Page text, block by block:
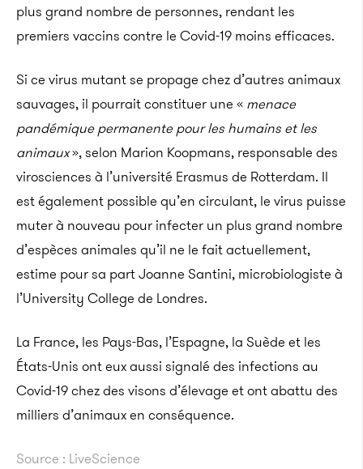
plus grand nombre de personnes, rendant les
premiers vaccins contre le Covid-19 moins efficaces.
Si ce virus mutant se propage chez d’autres animaux
sauvages, il pourrait constituer une « menace
pandémique permanente pour les humains et les
animaux», selon Marion Koopmans, responsable des
virosciences à l’université Erasmus de Rotterdam. Il
est également possible qu’en circulant, le virus puisse
muter à nouveau pour infecter un plus grand nombre
d’espèces animales qu’il ne le fait actuellement,
estime pour sa part Joanne Santini, microbiologiste à
l’University College de Londres.
La France, les Pays-Bas, l’Espagne, la Suède et les
États-Unis ont eux aussi signalé des infections au
Covid-19 chez des visons d’élevage et ont abattu des
milliers d’animaux en conséquence.
Source : LiveScience